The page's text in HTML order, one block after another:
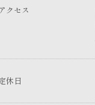
アクセス
休日